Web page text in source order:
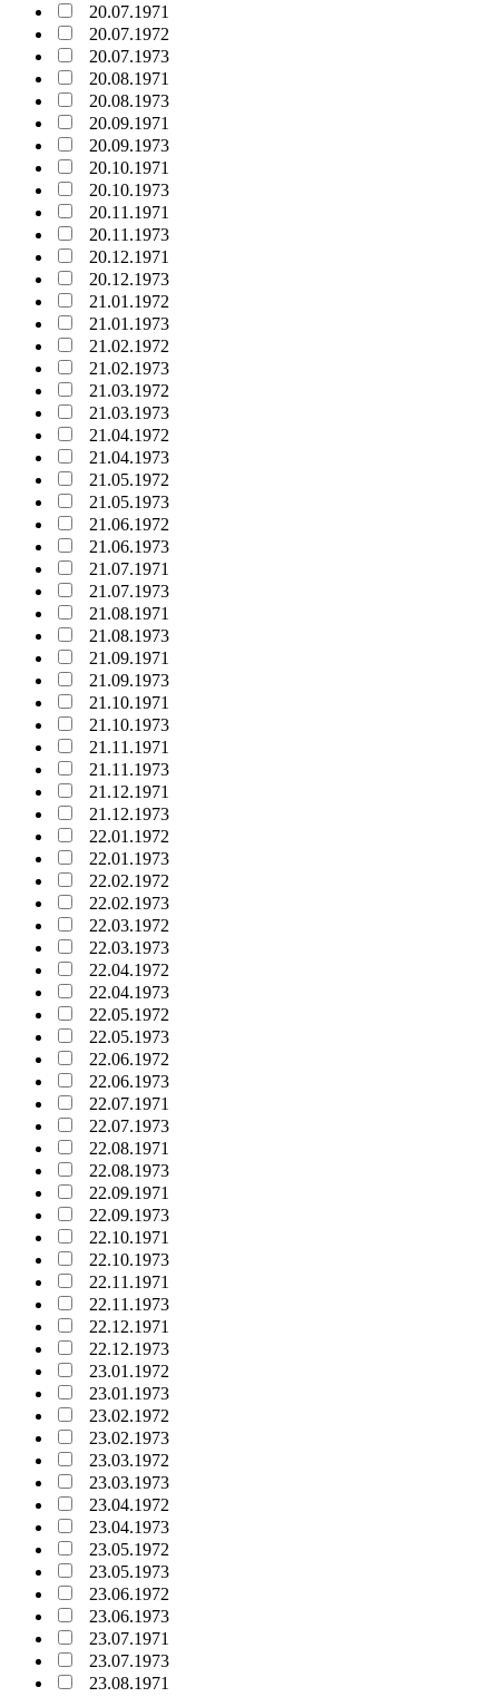
20.07.1971
20.07.1972
20.07.1973
20.08.1971
20.08.1973
20.09.1971
20.09.1973
20.10.1971
20.10.1973
20.11.1971
20.11.1973
20.12.1971
20.12.1973
21.01.1972
21.01.1973
21.02.1972
21.02.1973
21.03.1972
21.03.1973
21.04.1972
21.04.1973
21.05.1972
21.05.1973
21.06.1972
21.06.1973
21.07.1971
21.07.1973
21.08.1971
21.08.1973
21.09.1971
21.09.1973
21.10.1971
21.10.1973
21.11.1971
21.11.1973
21.12.1971
21.12.1973
22.01.1972
22.01.1973
22.02.1972
22.02.1973
22.03.1972
22.03.1973
22.04.1972
22.04.1973
22.05.1972
22.05.1973
22.06.1972
22.06.1973
22.07.1971
22.07.1973
22.08.1971
22.08.1973
22.09.1971
22.09.1973
22.10.1971
22.10.1973
22.11.1971
22.11.1973
22.12.1971
22.12.1973
23.01.1972
23.01.1973
23.02.1972
23.02.1973
23.03.1972
23.03.1973
23.04.1972
23.04.1973
23.05.1972
23.05.1973
23.06.1972
23.06.1973
23.07.1971
23.07.1973
23.08.1971